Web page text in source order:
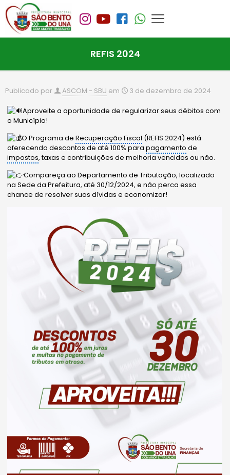
REFIS 2024
Publicado por ASCOM - SBU em 3 de dezembro de 2024
Aproveite a oportunidade de regularizar seus débitos com
o Município!
O Programa deRecuperação Fiscal (REFIS 2024) está
oferecendo descontos de até 100% parapagamento de
impostos, taxas e contribuições de melhoria vencidos ou não.
Compareça ao Departamento de Tributação, localizado
na Sede da Prefeitura, até 30/12/2024, e não perca essa
chance de resolver suas dívidas e economizar!